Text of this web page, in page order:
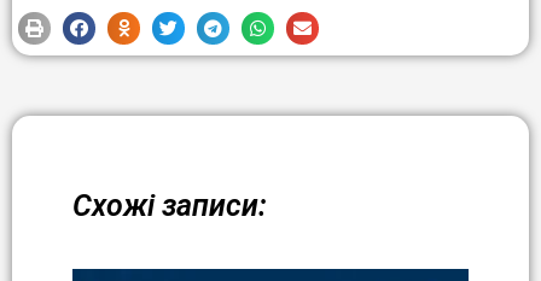
Схожі записи: